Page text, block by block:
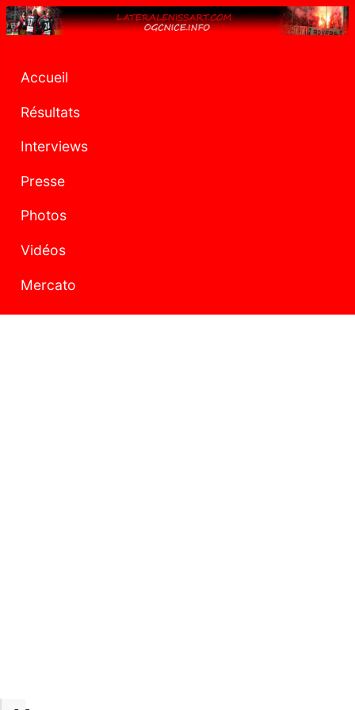
Accueil
Résultats
Interviews
Presse
Photos
Vidéos
Mercato